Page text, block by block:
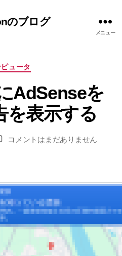
のブログ
メニュー
カ
ゴ
リ
ー
ュータ
AdSenseを
を表示する
稿
成
者
:
ar
n
MediaWiki
追
加
し
広
告
コメントはまだありません